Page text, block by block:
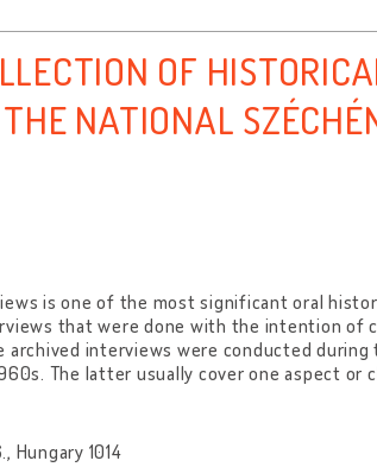
OF
NATIONAL
is one of the most significant oral
that were done with the intention of
archived interviews were conducted
The latter usually cover one aspect or
1014